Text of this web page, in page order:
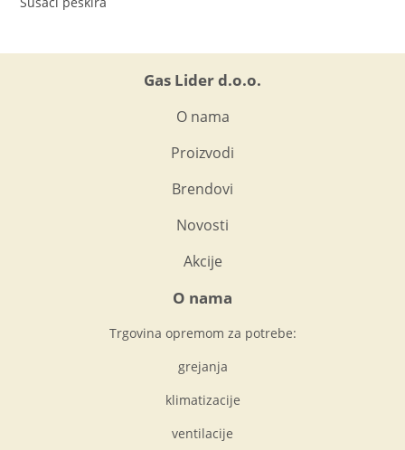
Gas Lider d.o.o.
O nama
Proizvodi
Brendovi
Novosti
Akcije
O nama
Trgovina opremom za potrebe:
grejanja
klimatizacije
ventilacije